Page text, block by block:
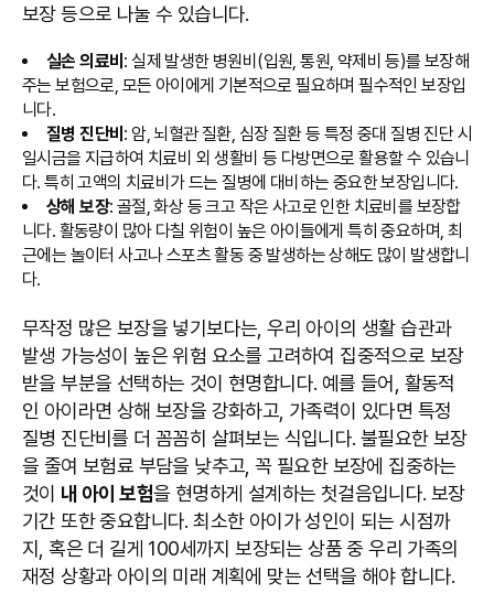
보장 등으로 나눌 수 있습니다.
실손 의료비 : 실제 발생한 병원비(입원, 통원, 약제비 등)를 보장해
주는 보험으로, 모든 아이에게 기본적으로 필요하며 필수적인 보장입
니다.
질병 진단비 : 암, 뇌혈관 질환, 심장 질환 등 특정 중대 질병 진단 시
일시금을 지급하여 치료비 외 생활비 등 다방면으로 활용할 수 있습니
다. 특히 고액의 치료비가 드는 질병에 대비하는 중요한 보장입니다.
상해 보장: 골절, 화상 등 크고 작은 사고로 인한 치료비를 보장합
니다. 활동량이 많아 다칠 위험이 높은 아이들에게 특히 중요하며, 최
근에는 놀이터 사고나 스포츠 활동 중 발생하는 상해도 많이 발생합니
다.
무작정 많은 보장을 넣기보다는, 우리 아이의 생활 습관과
발생 가능성이 높은 위험 요소를 고려하여 집중적으로 보장
받을 부분을 선택하는 것이 현명합니다. 예를 들어, 활동적
인 아이라면 상해 보장을 강화하고, 가족력이 있다면 특정
질병 진단비를 더 꼼꼼히 살펴보는 식입니다. 불필요한 보장
을 줄여 보험료 부담을 낮추고, 꼭 필요한 보장에 집중하는
것이 내 아이 보험을 현명하게 설계하는 첫걸음입니다. 보장
기간 또한 중요합니다. 최소한 아이가 성인이 되는 시점까
지, 혹은 더 길게 100세까지 보장되는 상품 중 우리 가족의
재정 상황과 아이의 미래 계획에 맞는 선택을 해야 합니다.